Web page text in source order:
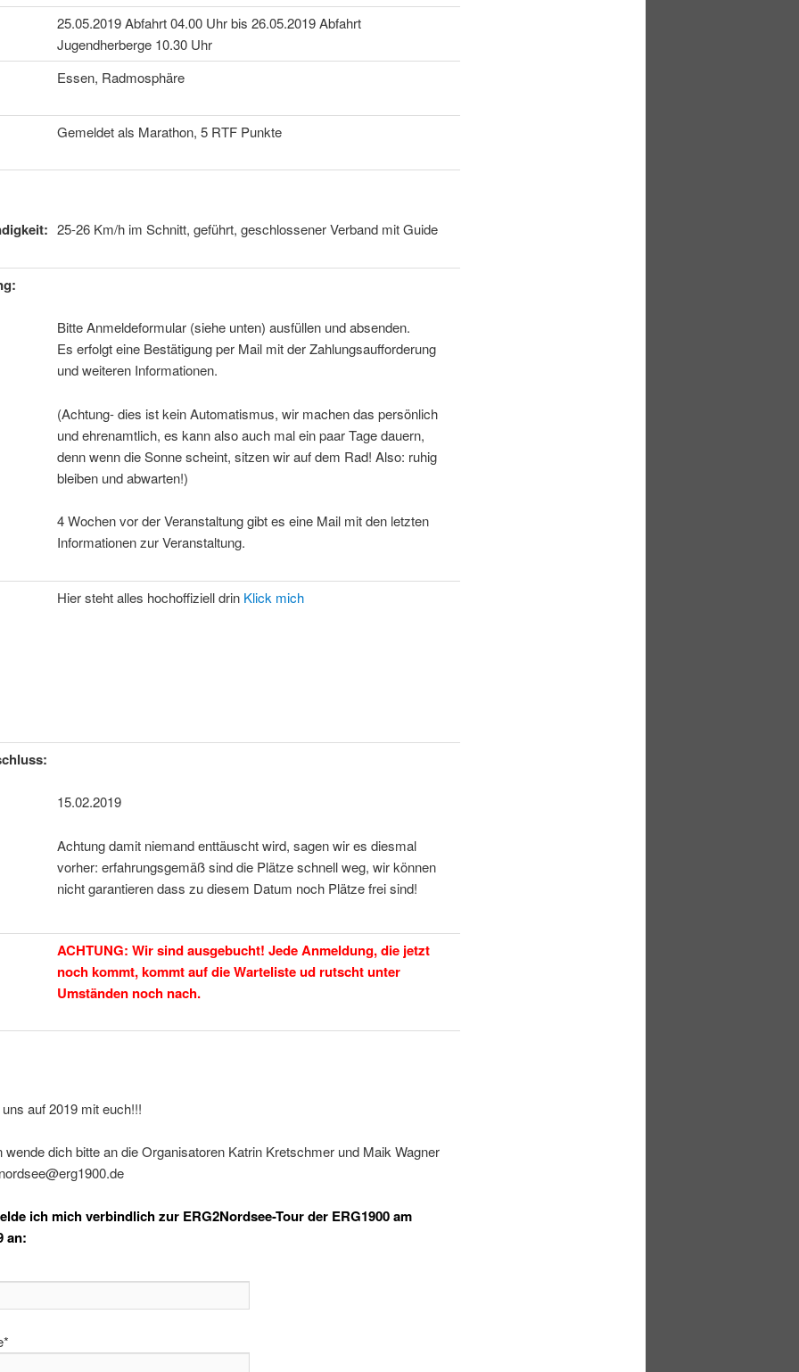
25.05.2019 Abfahrt 04.00 Uhr bis 26.05.2019 Abfahrt
Jugendherberge 10.30 Uhr
Essen, Radmosphäre
Gemeldet als Marathon, 5 RTF Punkte
25-26 Km/h im Schnitt, geführt, geschlossener Verband mit Guide
Bitte Anmeldeformular (siehe unten) ausfüllen und absenden.
Es erfolgt eine Bestätigung per Mail mit der Zahlungsaufforderung
und weiteren Informationen.
(Achtung- dies ist kein Automatismus, wir machen das persönlich
und ehrenamtlich, es kann also auch mal ein paar Tage dauern,
denn wenn die Sonne scheint, sitzen wir auf dem Rad! Also: ruhig
bleiben und abwarten!)
4 Wochen vor der Veranstaltung gibt es eine Mail mit den letzten
Informationen zur Veranstaltung.
Hier steht alles hochoffiziell drin Klick mich
15.02.2019
Achtung damit niemand enttäuscht wird, sagen wir es diesmal
vorher: erfahrungsgemäß sind die Plätze schnell weg, wir können
nicht garantieren dass zu diesem Datum noch Plätze frei sind!
ACHTUNG: Wir sind ausgebucht! Jede Anmeldung, die jetzt
noch kommt, kommt auf die Warteliste ud rutscht unter
Umständen noch nach.
auf 2019 mit euch!!!
wende dich bitte an die Organisatoren Katrin Kretschmer und Maik Wagner
ich mich verbindlich zur ERG2Nordsee-Tour der ERG1900 am
an: